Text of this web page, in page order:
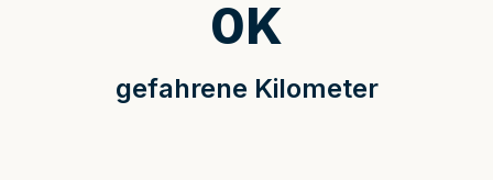
gefahrene Kilometer
0K